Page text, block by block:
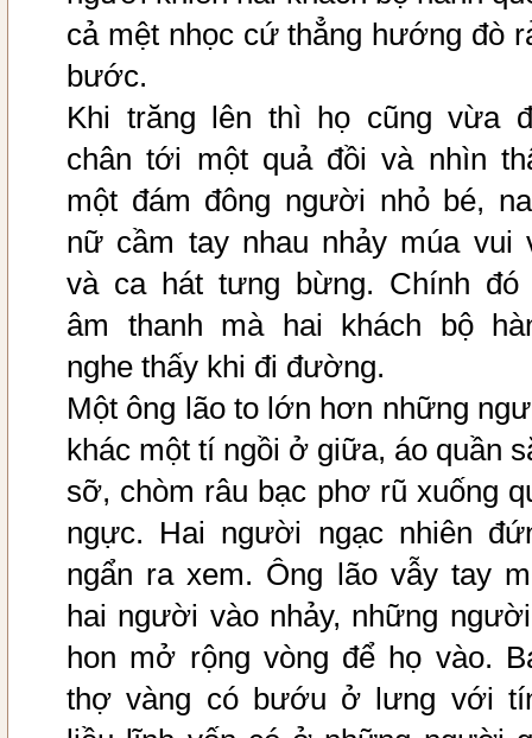
cả mệt nhọc cứ thẳng hướng đò
bước.
Khi trăng lên thì họ cũng vừa
chân tới một quả đồi và nhìn
một đám đông người nhỏ bé,
nữ cầm tay nhau nhảy múa vui
và ca hát tưng bừng. Chính đó
âm thanh mà hai khách bộ
nghe thấy khi đi đường.
Một ông lão to lớn hơn những
khác một tí ngồi ở giữa, áo quần
sỡ, chòm râu bạc phơ rũ xuống
ngực. Hai người ngạc nhiên
ngẩn ra xem. Ông lão vẫy tay
hai người vào nhảy, những
hon mở rộng vòng để họ vào.
thợ vàng có bướu ở lưng với